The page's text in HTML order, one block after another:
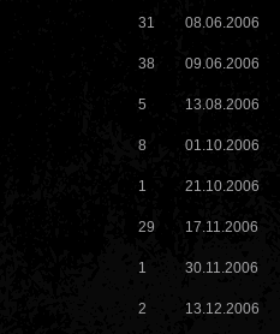
31 08.06.2006
38 09.06.2006
5 13.08.2006
8 01.10.2006
1 21.10.2006
29 17.11.2006
1 30.11.2006
2 13.12.2006